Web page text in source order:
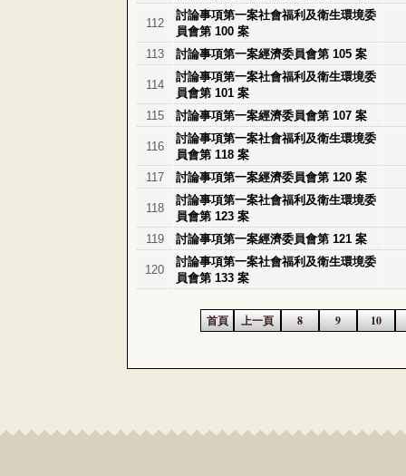
112
討論事項第一案社會福利及衛生環境委
員會第 100 案
113
討論事項第一案經濟委員會第 105 案
114
討論事項第一案社會福利及衛生環境委
員會第 101 案
115
討論事項第一案經濟委員會第 107 案
116
討論事項第一案社會福利及衛生環境委
員會第 118 案
117
討論事項第一案經濟委員會第 120 案
118
討論事項第一案社會福利及衛生環境委
員會第 123 案
119
討論事項第一案經濟委員會第 121 案
120
討論事項第一案社會福利及衛生環境委
員會第 133 案
首頁 上一頁 8 9 10